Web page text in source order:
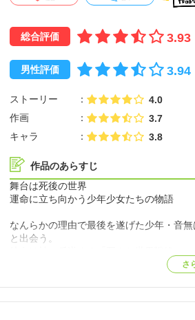
総合評価 3.93
男性評価 3.94
ストーリー 4.0
作画
3.7
キャラ
3.8
作品のあらすじ
舞台は死後の世界
運命に立ち向かう少年少女たちの物語
なんらかの理由で最後を遂げた少年・音
と出会う。
生前の記憶が無く、この死後の世界で何
さ